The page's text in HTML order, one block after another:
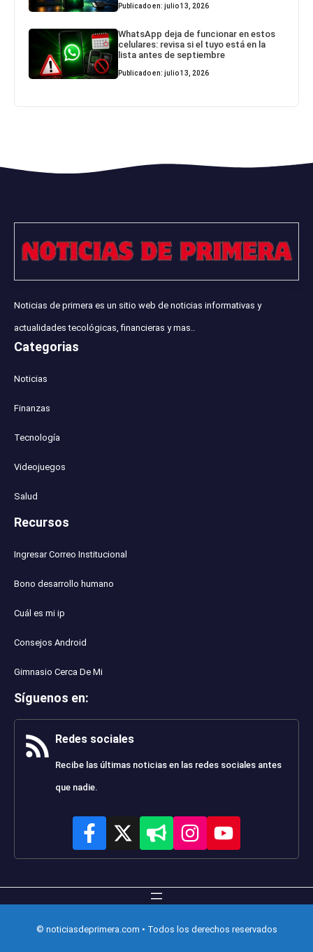
Publicado en: julio 13, 2026
WhatsApp deja de funcionar en estos
celulares: revisa si el tuyo está en la
lista antes de septiembre
Publicado en: julio 13, 2026
Noticias de primera es un sitio web de noticias informativas y
actualidades tecológicas, financieras y mas..
Categorias
Noticias
Finanzas
Tecnología
Videojuegos
Salud
Recursos
Ingresar Correo Institucional
Bono desarrollo humano
Cuál es mi ip
Consejos Android
Gimnasio Cerca De Mi
Síguenos en:
Redes sociales
Recibe las últimas noticias en las redes sociales antes
que nadie.
© noticiasdeprimera.com • Todos los derechos reservados